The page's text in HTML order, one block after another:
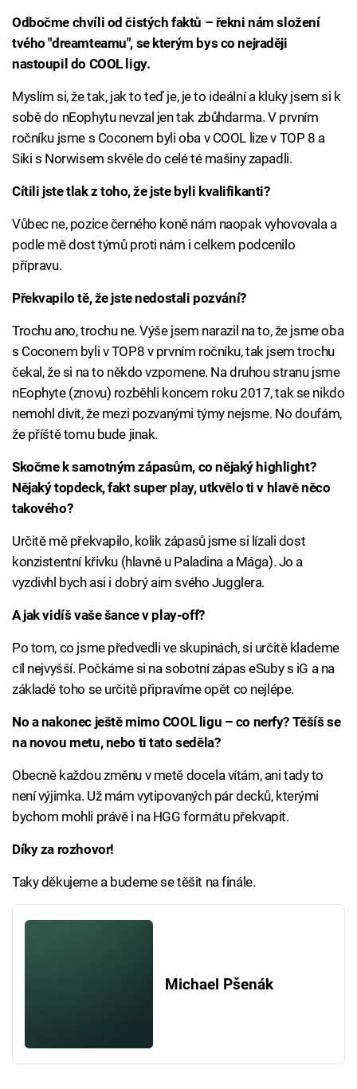
Odbočme chvíli od čistých faktů – řekni nám složení
tvého "dreamteamu", se kterým bys co nejraději
nastoupil do COOL ligy.
Myslím si, že tak, jak to teď je, je to ideální a kluky jsem si k
sobě do nEophytu nevzal jen tak zbůhdarma. V prvním
ročníku jsme s Coconem byli oba v COOL lize v TOP 8 a
Siki s Norwisem skvěle do celé té mašiny zapadli.
Cítili jste tlak z toho, že jste byli kvalifikanti?
Vůbec ne, pozice černého koně nám naopak vyhovovala a
podle mě dost týmů proti nám i celkem podcenilo
přípravu.
Překvapilo tě, že jste nedostali pozvání?
Trochu ano, trochu ne. Výše jsem narazil na to, že jsme oba
s Coconem byli v TOP8 v prvním ročníku, tak jsem trochu
čekal, že si na to někdo vzpomene. Na druhou stranu jsme
nEophyte (znovu) rozběhli koncem roku 2017, tak se nikdo
nemohl divit, že mezi pozvanými týmy nejsme. No doufám,
že příště tomu bude jinak.
Skočme k samotným zápasům, co nějaký highlight?
Nějaký topdeck, fakt super play, utkvělo ti v hlavě něco
takového?
Určitě mě překvapilo, kolik zápasů jsme si lízali dost
konzistentní křivku (hlavně u Paladina a Mága). Jo a
vyzdivhl bych asi i dobrý aim svého Jugglera.
A jak vidíš vaše šance v play-off?
Po tom, co jsme předvedli ve skupinách, si určitě klademe
cíl nejvyšší. Počkáme si na sobotní zápas eSuby s iG a na
základě toho se určitě připravíme opět co nejlépe.
No a nakonec ještě mimo COOL ligu – co nerfy? Těšíš se
na novou metu, nebo ti tato seděla?
Obecně každou změnu v metě docela vítám, ani tady to
není výjimka. Už mám vytipovaných pár decků, kterými
bychom mohli právě i na HGG formátu překvapit.
Díky za rozhovor!
Taky děkujeme a budeme se těšit na finále.
Michael Pšenák